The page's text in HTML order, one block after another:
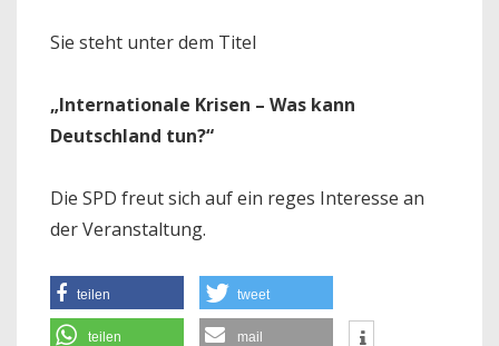
Sie steht unter dem Titel
„Internationale Krisen – Was kann
Deutschland tun?“
Die SPD freut sich auf ein reges Interesse an
der Veranstaltung.
teilen tweet
teilen mail